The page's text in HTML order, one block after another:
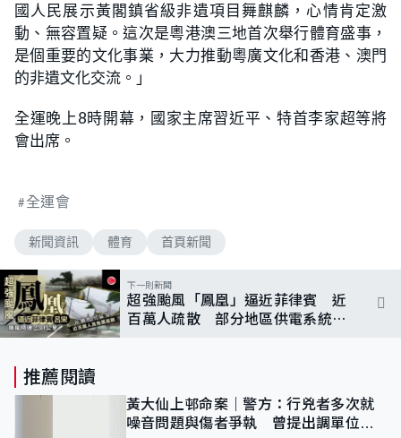
國人民展示黃閣鎮省級非遺項目舞麒麟，心情肯定激
動、無容置疑。這次是粵港澳三地首次舉行體育盛事，
是個重要的文化事業，大力推動粵廣文化和香港、澳門
的非遺文化交流。」
全運晚上8時開幕，國家主席習近平、特首李家超等將
會出席。
全運會
新聞資訊 體育 首頁新聞
下一則新聞
超強颱風「鳳凰」逼近菲律賓 近
百萬人疏散 部分地區供電系統受
推薦閱讀
黃大仙上邨命案｜警方：行兇者多次就
噪音問題與傷者爭執 曾提出調單位已